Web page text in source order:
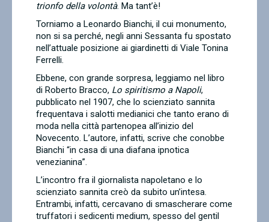
trionfo della volontà. Ma tant’è!
Torniamo a Leonardo Bianchi, il cui monumento,
non si sa perché, negli anni Sessanta fu spostato
nell’attuale posizione ai giardinetti di Viale Tonina
Ferrelli.
Ebbene, con grande sorpresa, leggiamo nel libro
di Roberto Bracco, Lo spiritismo a Napoli,
pubblicato nel 1907, che lo scienziato sannita
frequentava i salotti medianici che tanto erano di
moda nella città partenopea all’inizio del
Novecento. L’autore, infatti, scrive che conobbe
Bianchi “in casa di una diafana ipnotica
venezianina”.
L’incontro fra il giornalista napoletano e lo
scienziato sannita creò da subito un’intesa.
Entrambi, infatti, cercavano di smascherare come
truffatori i sedicenti medium, spesso del gentil